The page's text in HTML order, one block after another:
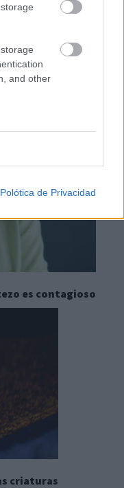
and other
Polótica de Privacidad
mundo, ¿está el
es contagioso
criaturas